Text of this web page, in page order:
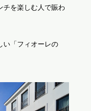
チを楽しむ人で賑わ
い「フィオーレの